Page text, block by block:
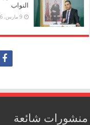
النواب
9 مارس، 2026
منشورات شائعة